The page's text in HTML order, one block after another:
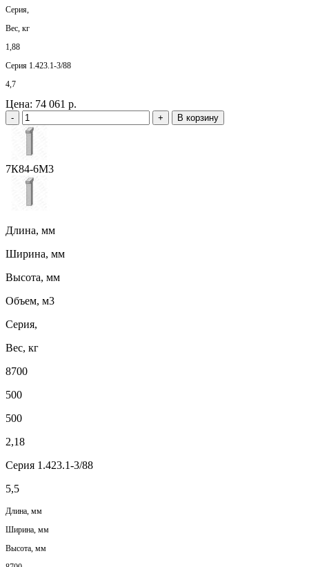
Серия,
Вес, кг
1,88
Серия 1.423.1-3/88
4,7
Цена: 74 061 р.
- + В корзину
7К84-6М3
Длина, мм
Ширина, мм
Высота, мм
Объем, м3
Серия,
Вес, кг
8700
500
500
2,18
Серия 1.423.1-3/88
5,5
Длина, мм
Ширина, мм
Высота, мм